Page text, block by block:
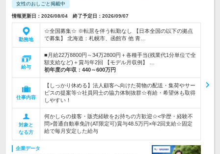
女性のおしごと掲載中
情報更新日：2026/08/04 終了予定日：2026/09/07
勤務地
☆全国募集☆ ※転居を伴う転勤なし 【日本全国の以下の拠点
で募集】 北海道：札幌市、函館市 他 青…
給与
■月給22万8800円～34万2800円＋各種手当(残業代1分単位で全
額支給など)＋賞与年2回 【モデル月収例】 …
初年度の年収： 440～600万円
仕事内容
【しっかり休める】法人顧客へ向けた荷物の配送・集荷やサー
ビスの提案等☆社員同士の協力体制抜群☆有給・希望休も取得
しやすい！
対象と
なる方
何かしらの接客・販売経験をお持ちの方歓迎☆<学歴・経験不
問>普通自動車免許(AT限定可)賞与48.5万円×年2回支給☆固定
給で毎月安定した給与
企業データ